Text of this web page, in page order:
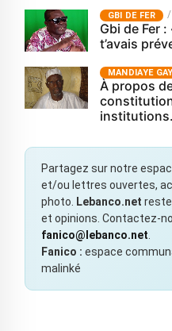
GBI DE FER
Gbi de Fer
t’avais
MANDIAYE
À propos
institutions.
Partagez sur notre
et/ou lettres ouvertes,
photo. Lebanco.net
et opinions. Contactez-
fanico@lebanco.net
Fanico : espace
malinké